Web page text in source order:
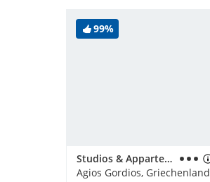
99%
Studios & Appartements Belvedere
Agios Gordios, Griechenland